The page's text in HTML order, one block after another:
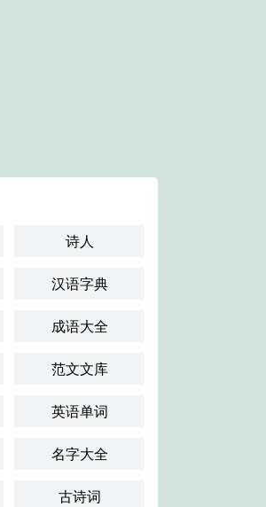
诗人
汉语字典
成语大全
范文文库
英语单词
名字大全
古诗词